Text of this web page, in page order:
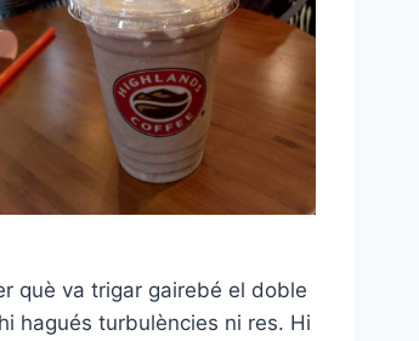
què va trigar gairebé el doble
hagués turbulències ni res. Hi